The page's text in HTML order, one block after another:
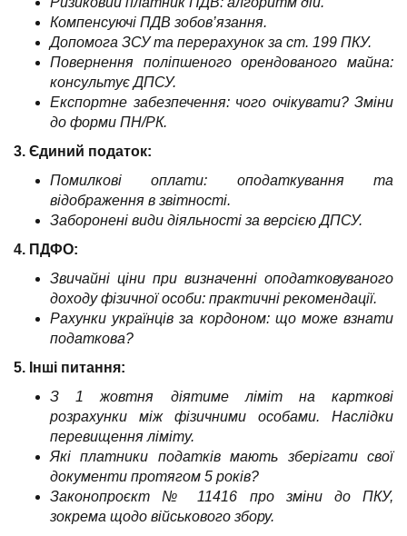
Компенсуючі ПДВ зобов’язання.
Допомога ЗСУ та перерахунок за ст. 199 ПКУ.
Повернення поліпшеного орендованого майна:
консультує ДПСУ.
Експортне забезпечення: чого очікувати? Зміни
до форми ПН/РК.
3. Єдиний податок:
Помилкові оплати: оподаткування та
відображення в звітності.
Заборонені види діяльності за версією ДПСУ.
4. ПДФО:
Звичайні ціни при визначенні оподатковуваного
доходу фізичної особи: практичні рекомендації.
Рахунки українців за кордоном: що може взнати
податкова?
5. Інші питання:
З 1 жовтня діятиме ліміт на карткові
розрахунки між фізичними особами. Наслідки
перевищення ліміту.
Які платники податків мають зберігати свої
документи протягом 5 років?
Законопроєкт № 11416 про зміни до ПКУ,
зокрема щодо військового збору.